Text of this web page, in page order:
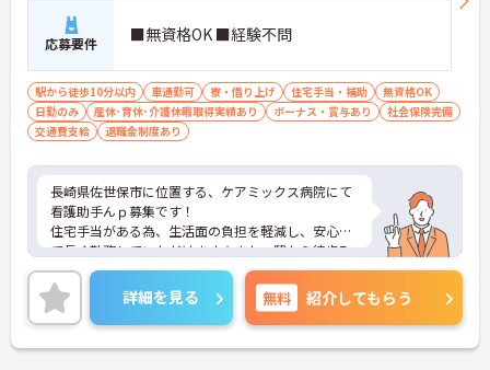
応募要件 ■無資格OK ■経験不問
駅から徒歩10分以内 車通勤可 寮・借り上げ 住宅手当・補助
無資格OK
日勤のみ
産休･育休･介護休暇取得実績あり ボーナス・賞与あり
社会保険完備
交通費支給
退職金制度あり
長崎県佐世保市に位置する、ケアミックス病院にて
看護助手んｐ募集です！
住宅手当がある為、生活面の負担を軽減し、安心し
て長く勤務していただけます☆また、駅から徒歩7
分の立地なので、通勤らくらくです♪
ご興味のある方には、面接対策ポイントなど、さら
に詳細をお話しいたしますのでお気軽にご相談くだ
さい！
詳細を見る 無料 紹介してもらう